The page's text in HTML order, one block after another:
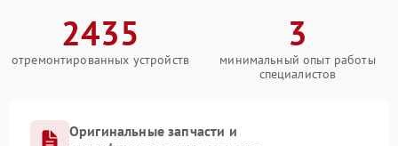
2435
отремонтированных устройств
3
минимальный опыт работы
специалистов
Оригинальные запчасти и